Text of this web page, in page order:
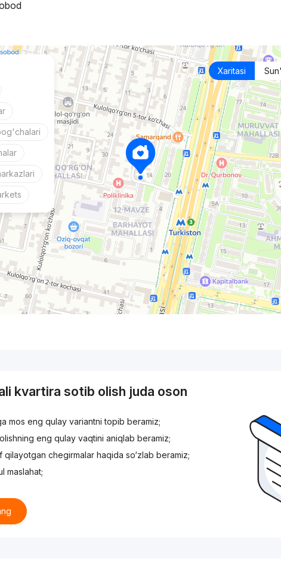
Xaritasi
kvartira sotib olish juda oson
mos eng qulay variantni topib beramiz;
eng qulay vaqtini aniqlab beramiz;
qilayotgan chegirmalar haqida so‘zlab beramiz;
maslahat;